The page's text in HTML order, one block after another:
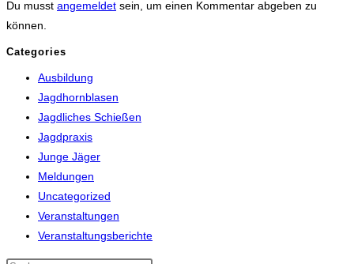
Du musst angemeldet sein, um einen Kommentar abgeben zu
können.
Categories
Ausbildung
Jagdhornblasen
Jagdliches Schießen
Jagdpraxis
Junge Jäger
Meldungen
Uncategorized
Veranstaltungen
Veranstaltungsberichte